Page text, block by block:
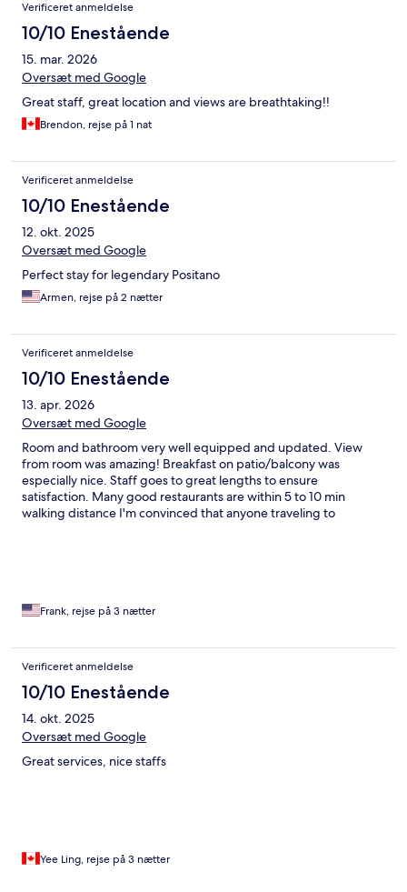
Verificeret anmeldelse
10/10 Enestående
15. mar. 2026
Oversæt med Google
Great staff, great location and views are breathtaking!!
Brendon, rejse på 1 nat
Verificeret anmeldelse
10/10 Enestående
12. okt. 2025
Oversæt med Google
Perfect stay for legendary Positano
Armen, rejse på 2 nætter
Verificeret anmeldelse
10/10 Enestående
13. apr. 2026
Oversæt med Google
Room and bathroom very well equipped and updated. View
from room was amazing! Breakfast on patio/balcony was
especially nice. Staff goes to great lengths to ensure
satisfaction. Many good restaurants are within 5 to 10 min
walking distance I'm convinced that anyone traveling to
Frank, rejse på 3 nætter
Verificeret anmeldelse
10/10 Enestående
14. okt. 2025
Oversæt med Google
Great services, nice staffs
Yee Ling, rejse på 3 nætter